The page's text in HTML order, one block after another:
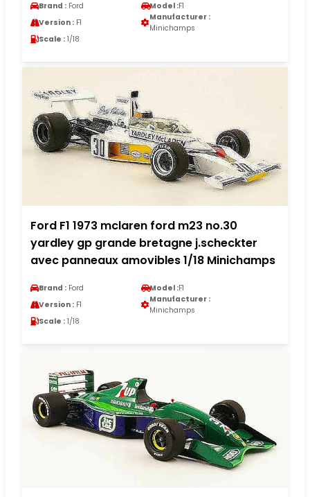
Brand : Ford Model :F1
Version : F1
Manufacturer :
Minichamps
Scale : 1/18
Ford F1 1973 mclaren ford m23 no.30
yardley gp grande bretagne j.scheckter
avec panneaux amovibles 1/18 Minichamps
Brand : Ford Model :F1
Version : F1
Manufacturer :
Minichamps
Scale : 1/18